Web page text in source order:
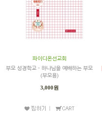
파이디온선교회
부모 성경학교 - 하나님을 예배하는 부모
(부모용)
3,000원